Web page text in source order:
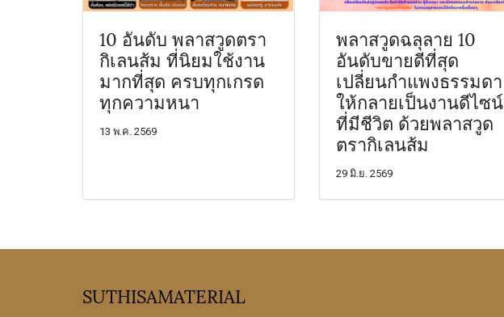
10 อันดับ พลาสวูดตรา
กิเลนส้ม ที่นิยมใช้งาน
มากที่สุด ครบทุกเกรด
ทุกความหนา
13 พ.ค. 2569
พลาสวูดฉลุลาย 10
อันดับขายดีที่สุด
เปลี่ยนกำแพงธรรมดา
ให้กลายเป็นงานดีไซน์
ที่มีชีวิต ด้วยพลาสวูด
ตรากิเลนส้ม
29 มิ.ย. 2569
SUTHISAMATERIAL